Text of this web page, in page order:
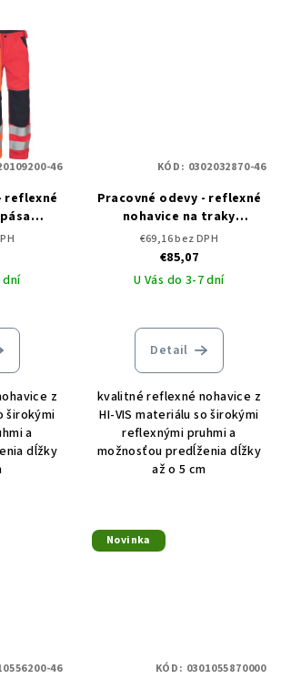
reflexné
ČERVA
dní
z
širokými
a
dĺžky
46
Pracovné odevy - reflexné
nohavice na traky
KNOXFIELD HI-VIS ČERVA
€69,16 bez DPH
€85,07
U Vás do 3-7 dní
Detail
kvalitné reflexné nohavice z
HI-VIS materiálu so širokými
reflexnými pruhmi a
možnosťou predĺženia dĺžky
až o 5 cm
KÓD: 0302032870-46
46
Novinka
KÓD: 0301055870000